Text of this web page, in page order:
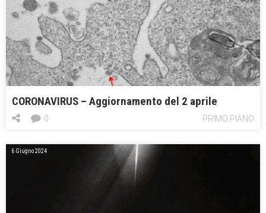
CORONAVIRUS – Aggiornamento del 2 aprile
PRIMO PIANO
0
6 Giugno 2024